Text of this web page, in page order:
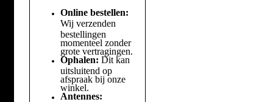
Online bestellen:
Wij verzenden
bestellingen
momenteel zonder
grote vertragingen.
Ophalen: Dit kan
uitsluitend op
afspraak bij onze
winkel.
Antennes: